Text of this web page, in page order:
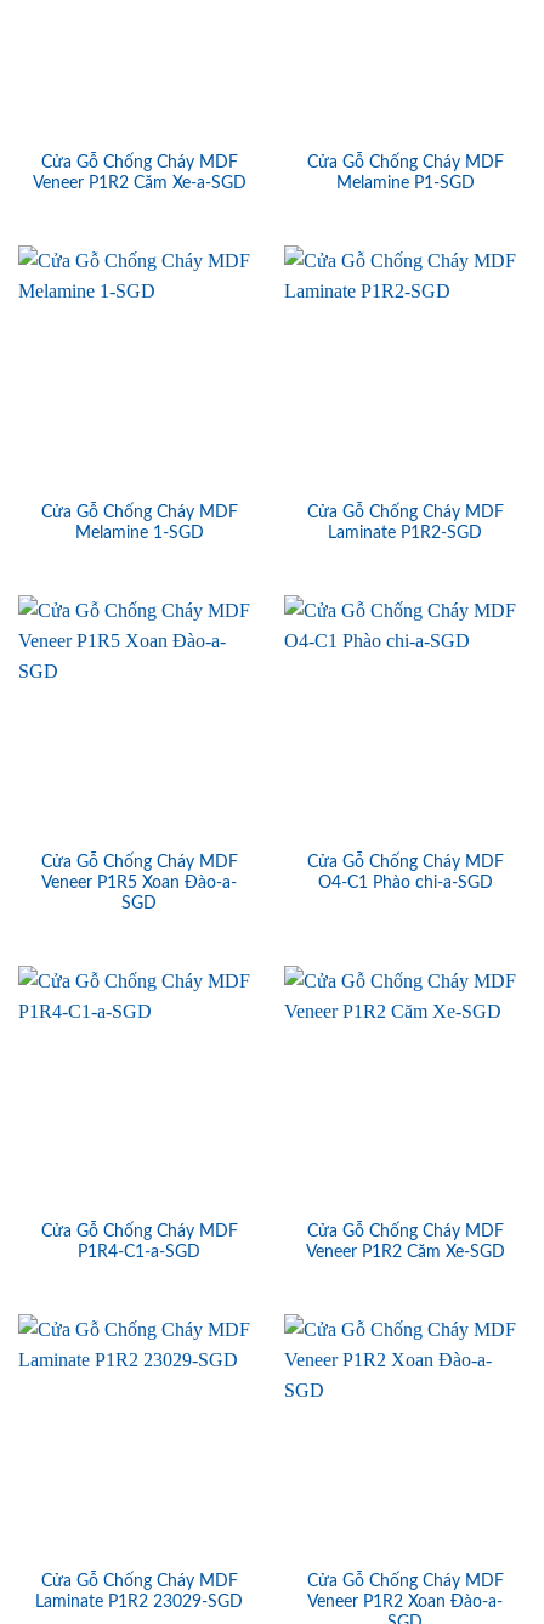
Cửa Gỗ Chống Cháy MDF
Veneer P1R2 Căm Xe-a-SGD
Cửa Gỗ Chống Cháy MDF
Melamine P1-SGD
Cửa Gỗ Chống Cháy MDF
Melamine 1-SGD
Cửa Gỗ Chống Cháy MDF
Laminate P1R2-SGD
Cửa Gỗ Chống Cháy MDF
Veneer P1R5 Xoan Đào-a-
SGD
Cửa Gỗ Chống Cháy MDF
O4-C1 Phào chi-a-SGD
Cửa Gỗ Chống Cháy MDF
P1R4-C1-a-SGD
Cửa Gỗ Chống Cháy MDF
Veneer P1R2 Căm Xe-SGD
Cửa Gỗ Chống Cháy MDF
Laminate P1R2 23029-SGD
Cửa Gỗ Chống Cháy MDF
Veneer P1R2 Xoan Đào-a-